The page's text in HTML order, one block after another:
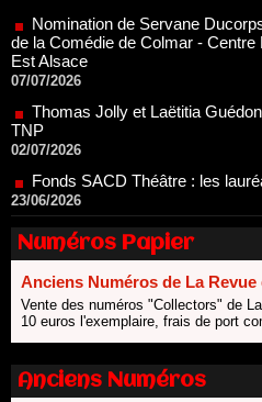
07/07/2026
Thomas Jolly et Laëtitia
TNP
Fonds SACD Théâtre : les
23/06/2026
Dispositif ARTCENA Écrire
20/06/2026
Le palmarès des prix SACD
18/06/2026
Les 10 lauréats du Fonds
SACD
13/06/2026
Nomination de Nathalie
direction du Théâtre de
13/06/2026
Numéros Papier
Anciens Numéros de La Revue
Vente des numéros "Collectors" de
10 euros l'exemplaire, frais de port
Anciens Numéros